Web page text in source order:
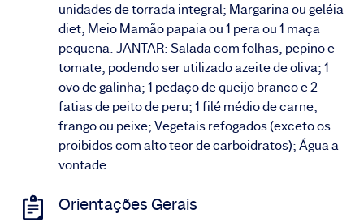
unidades de torrada integral; Margarina ou geléia
diet; Meio Mamão papaia ou 1 pera ou 1 maça
pequena. JANTAR: Salada com folhas, pepino e
tomate, podendo ser utilizado azeite de oliva; 1
ovo de galinha; 1 pedaço de queijo branco e 2
fatias de peito de peru; 1 filé médio de carne,
frango ou peixe; Vegetais refogados (exceto os
proibidos com alto teor de carboidratos); Água a
vontade.
Orientações Gerais